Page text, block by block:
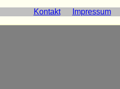
Kontakt Impressum